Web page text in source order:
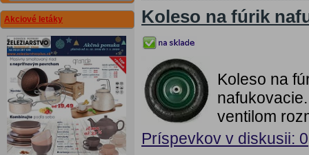
Akciové letáky Koleso na fúrik
Koleso na
ventilom
Príspevkov v diskusii: 0